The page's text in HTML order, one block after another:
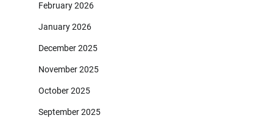
February 2026
January 2026
December 2025
November 2025
October 2025
September 2025